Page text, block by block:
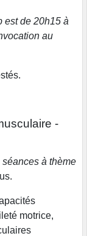
est de 20h15 à
au
-
séances à thème
motrice,